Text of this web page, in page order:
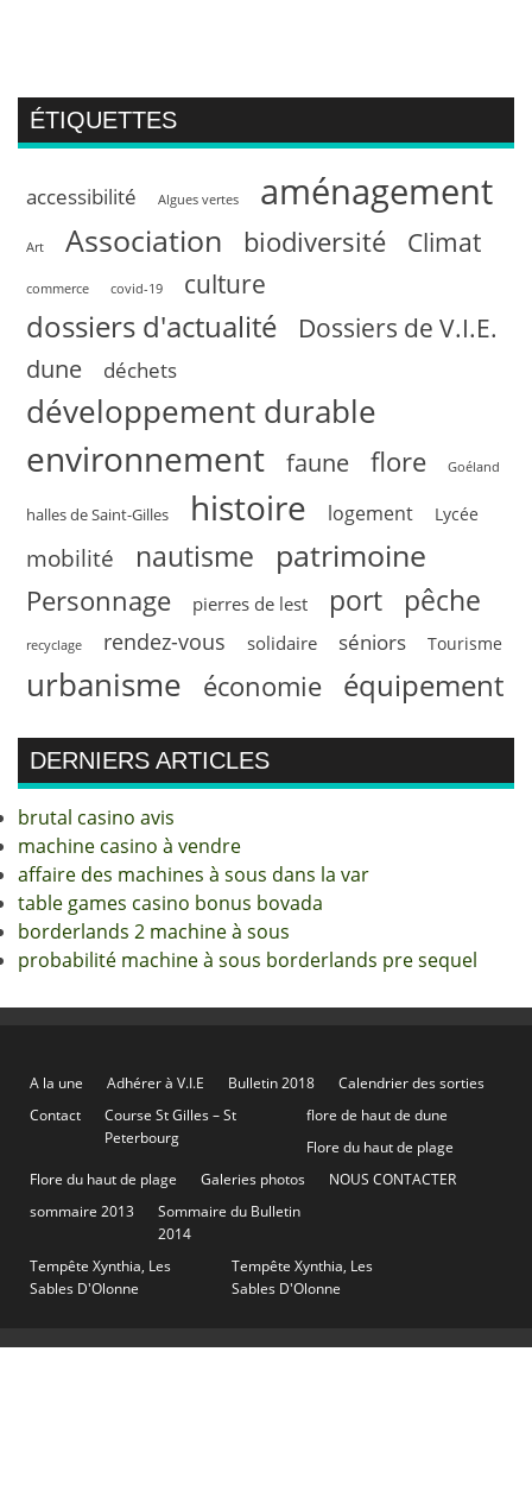
ÉTIQUETTES
accessibilité Algues vertes aménagement
Art Association biodiversité Climat
commerce covid-19 culture
dossiers d'actualité Dossiers de V.I.E.
dune déchets
développement durable
environnement faune flore Goéland
halles de Saint-Gilles histoire logement Lycée
mobilité nautisme patrimoine
Personnage pierres de lest port pêche
recyclage rendez-vous solidaire séniors Tourisme
urbanisme économie équipement
DERNIERS ARTICLES
brutal casino avis
machine casino à vendre
affaire des machines à sous dans la var
table games casino bonus bovada
borderlands 2 machine à sous
probabilité machine à sous borderlands pre sequel
A la une Adhérer à V.I.E Bulletin 2018
Calendrier des sorties
Contact
Course St Gilles – St
Peterbourg
flore de haut de dune
Flore du haut de plage
Flore du haut de plage
Galeries photos
NOUS CONTACTER
sommaire 2013
Sommaire du Bulletin
2014
Tempête Xynthia, Les
Sables D'Olonne
Tempête Xynthia, Les
Sables D'Olonne